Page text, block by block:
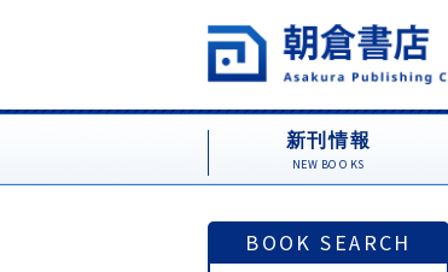
新刊情報
NEW BOOKS
BOOK SEARCH